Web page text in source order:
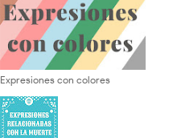
Expresiones con colores